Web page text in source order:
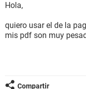
Hola,
quiero usar el de la
mis pdf son muy
Compartir